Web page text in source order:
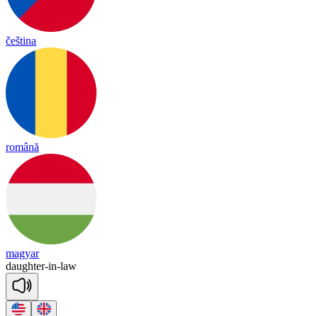
čeština
română
magyar
daughter-in-law